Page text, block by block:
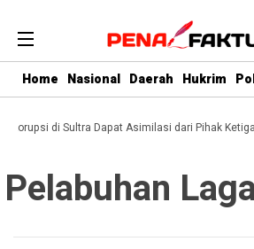
Home Nasional Daerah Hukrim
Korupsi di Sultra Dapat Asimilasi dari Pihak
Pelabuhan